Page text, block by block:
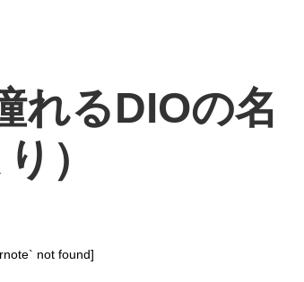
れるDIOの名
）
not found]